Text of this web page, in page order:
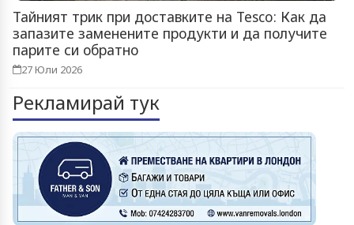
Тайният трик при доставките на Tesco: Как да
запазите заменените продукти и да получите
парите си обратно
27 Юли 2026
Рекламирай тук